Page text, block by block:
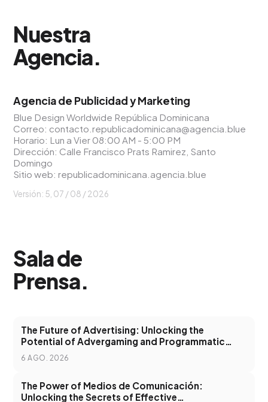
Nuestra
Agencia.
Agencia de Publicidad y Marketing
Blue Design Worldwide República Dominicana
Correo: contacto.republicadominicana@agencia.blue
Horario: Lun a Vier 08:00 AM - 5:00 PM
Dirección: Calle Francisco Prats Ramirez, Santo
Domingo
Sitio web:republicadominicana.agencia.blue
Versión: 5, 07 / 08 / 2026
Sala de
Prensa.
The Future of Advertising: Unlocking the
Potential of Advergaming and Programmatic
Advertising
6 AGO. 2026
The Power of Medios de Comunicación:
Unlocking the Secrets of Effective